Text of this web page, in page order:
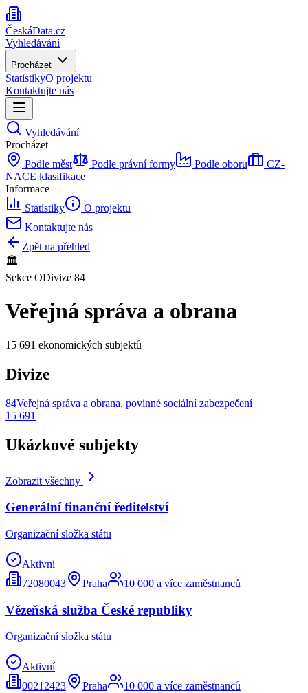
ČeskáData.cz
Vyhledávání
Procházet
StatistikyO projektu
Kontaktujte nás
Vyhledávání
Procházet
Podle měst
Podle právní formy Podle oboru
CZ-
NACE klasifikace
Informace
Statistiky
O projektu
Kontaktujte nás
Zpět na přehled
🏛️
Sekce ODivize 84
Veřejná správa a obrana
15 691 ekonomických subjektů
Divize
84Veřejná správa a obrana, povinné sociální zabezpečení
15 691
Ukázkové subjekty
Zobrazit všechny
Generální finanční ředitelství
Organizační složka státu
Aktivní
72080043
Praha 10 000 a více zaměstnanců
Vězeňská služba České republiky
Organizační složka státu
Aktivní
00212423
Praha 10 000 a více zaměstnanců